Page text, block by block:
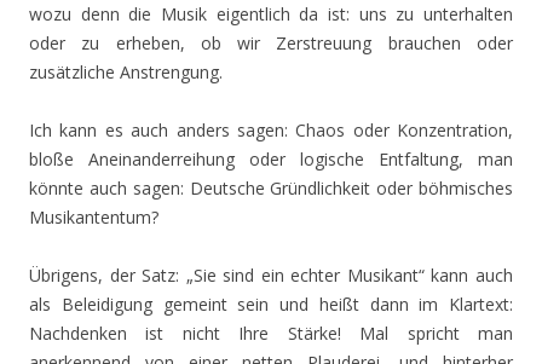
wozu denn die Musik eigentlich da ist: uns zu unterhalten
oder zu erheben, ob wir Zerstreuung brauchen oder
zusätzliche Anstrengung.
Ich kann es auch anders sagen: Chaos oder Konzentration,
bloße Aneinanderreihung oder logische Entfaltung, man
könnte auch sagen: Deutsche Gründlichkeit oder böhmisches
Musikantentum?
Übrigens, der Satz: „Sie sind ein echter Musikant“ kann auch
als Beleidigung gemeint sein und heißt dann im Klartext:
Nachdenken ist nicht Ihre Stärke! Mal spricht man